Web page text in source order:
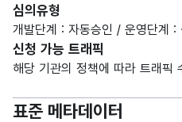
심의유형
개발단계 : 자동승인 / 운영단계 :
신청 가능 트래픽
해당 기관의 정책에 따라 트래픽
표준 메타데이터